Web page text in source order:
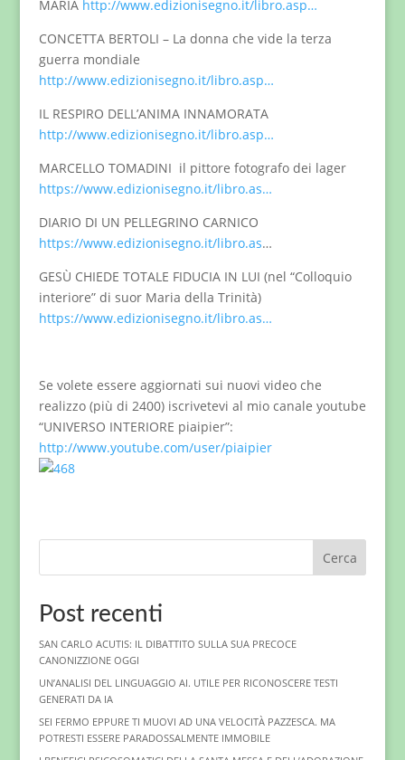
MARIA http://www.edizionisegno.it/libro.asp…
CONCETTA BERTOLI – La donna che vide la terza
guerra mondiale
http://www.edizionisegno.it/libro.asp…
IL RESPIRO DELL’ANIMA INNAMORATA
http://www.edizionisegno.it/libro.asp…
MARCELLO TOMADINI il pittore fotografo dei lager
https://www.edizionisegno.it/libro.as…
DIARIO DI UN PELLEGRINO CARNICO
https://www.edizionisegno.it/libro.as…
GESÙ CHIEDE TOTALE FIDUCIA IN LUI (nel “Colloquio
interiore” di suor Maria della Trinità)
https://www.edizionisegno.it/libro.as…
Se volete essere aggiornati sui nuovi video che
realizzo (più di 2400) iscrivetevi al mio canale youtube
“UNIVERSO INTERIORE piaipier”:
http://www.youtube.com/user/piaipier
Cerca
Post recenti
SAN CARLO ACUTIS: IL DIBATTITO SULLA SUA PRECOCE
CANONIZZIONE OGGI
UN’ANALISI DEL LINGUAGGIO AI. UTILE PER RICONOSCERE TESTI
GENERATI DA IA
SEI FERMO EPPURE TI MUOVI AD UNA VELOCITÀ PAZZESCA. MA
POTRESTI ESSERE PARADOSSALMENTE IMMOBILE